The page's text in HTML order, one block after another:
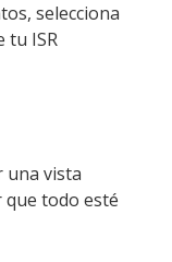
selecciona
tu ISR
una vista
que todo esté